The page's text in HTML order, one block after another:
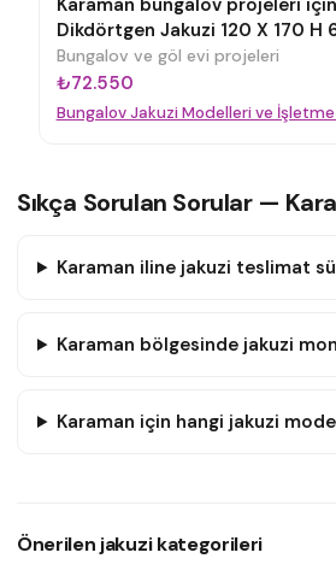
Karaman bungalov projeleri
Dikdörtgen Jakuzi 120 X 170 H
Bungalov ve göl evi projeleri
₺72.550
Bungalov Jakuzi Modelleri ve
Sıkça Sorulan Sorular —
Karaman iline jakuzi teslimat
Karaman bölgesinde jakuzi
Karaman için hangi jakuzi
Önerilen jakuzi kategorileri